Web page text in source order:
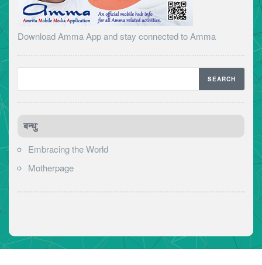
Download Amma App and stay connected to Amma
बन्धु:
Embracing the World
Motherpage